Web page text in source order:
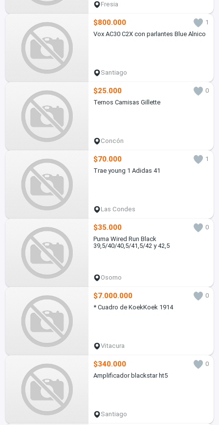
Fresia
$800.000
1
Vox AC30 C2X con parlantes Blue Alnico
Santiago
$25.000
0
Ternos Camisas Gillette
Concón
$70.000
1
Trae young 1 Adidas 41
Las Condes
$35.000
0
Puma Wired Run Black
39,5/40/40,5/41,5/42 y 42,5
Osorno
$7.000.000
0
* Cuadro de KoekKoek 1914
Vitacura
$340.000
0
Amplificador blackstar ht5
Santiago